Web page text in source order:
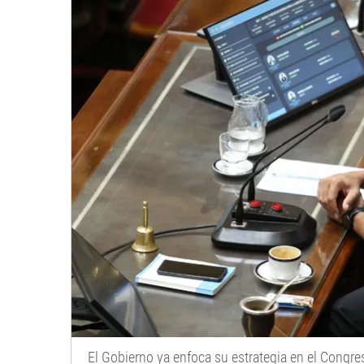
El Gobierno ya enfoca su estrategia en el